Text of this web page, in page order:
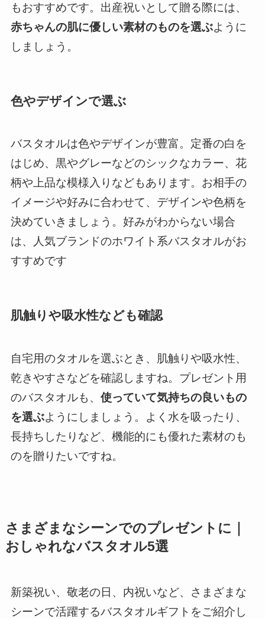
もおすすめです。出産祝いとして贈る際には、
赤ちゃんの肌に優しい素材のものを選ぶように
しましょう。
色やデザインで選ぶ
バスタオルは色やデザインが豊富。定番の白を
はじめ、黒やグレーなどのシックなカラー、花
柄や上品な模様入りなどもあります。お相手の
イメージや好みに合わせて、デザインや色柄を
決めていきましょう。好みがわからない場合
は、人気ブランドのホワイト系バスタオルがお
すすめです
肌触りや吸水性なども確認
自宅用のタオルを選ぶとき、肌触りや吸水性、
乾きやすさなどを確認しますね。プレゼント用
のバスタオルも、 使っていて気持ちの良いもの
を選ぶようにしましょう。よく水を吸ったり、
長持ちしたりなど、機能的にも優れた素材のも
のを贈りたいですね。
さまざまなシーンでのプレゼントに｜
おしゃれなバスタオル5選
新築祝い、敬老の日、内祝いなど、さまざまな
シーンで活躍するバスタオルギフトをご紹介し